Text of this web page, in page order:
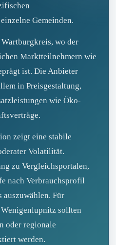
Gemeinden.
wo der
Marktteilnehmern wie
ist. Die Anbieter
in Preisgestaltung,
wie Öko-
zeigt eine stabile
Volatilität.
zu Vergleichsportalen,
nach Verbrauchsprofil
auszuwählen. Für
sollten
oder regionale
werden.